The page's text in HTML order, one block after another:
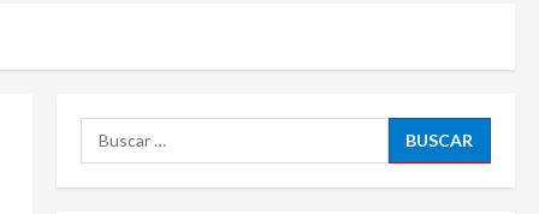
Buscar:
obstrucción en el caso